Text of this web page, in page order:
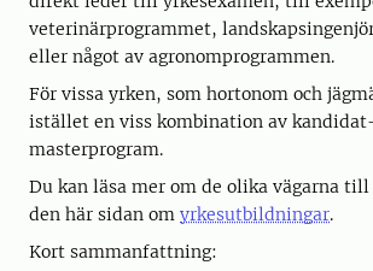
veterinärprogrammet,
eller något av agronomprogrammen.
För vissa yrken, som hortonom och
istället en viss kombination av
masterprogram.
Du kan läsa mer om de olika vägarna till
den här sidan om yrkesutbildningar.
Kort sammanfattning: